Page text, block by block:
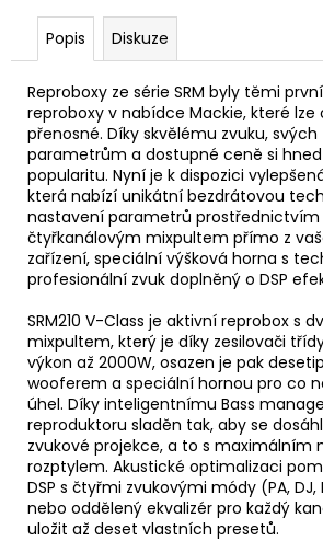
Popis Diskuze
Reproboxy ze série SRM byly těmi
reproboxy v nabídce Mackie, které lze
přenosné. Díky skvělému zvuku,
parametrům a dostupné ceně si
popularitu. Nyní je k dispozici
která nabízí unikátní bezdrátovou
nastavení parametrů prostřednictvím
čtyřkanálovým mixpultem přímo z
zařízení, speciální výšková horna s
profesionální zvuk doplněný o DSP
SRM210 V-Class je aktivní reprobox s
mixpultem, který je díky zesilovači
výkon až 2000W, osazen je pak
wooferem a speciální hornou pro co
úhel. Díky inteligentnímu Bass
reproduktoru sladěn tak, aby se
zvukové projekce, a to s maximálním
rozptylem. Akustické optimalizaci
DSP s čtyřmi zvukovými módy (PA,
nebo oddělený ekvalizér pro každý
uložit až deset vlastních presetů.
TOKAI
CAT'S
EYES
DREADNOUGHT
CE62
AKUSTICKÁ
KYTARA
11
600
Kč